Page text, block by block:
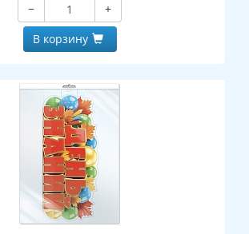
−
+
В корзину